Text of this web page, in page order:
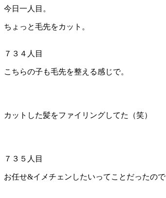
今日一人目。
ちょっと毛先をカット。
７３４人目
こちらの子も毛先を整える感じで。
カットした髪をファイリングしてた（笑）
７３５人目
お任せ&イメチェンしたいってことだったので